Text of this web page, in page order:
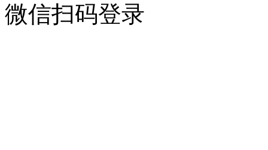
微信扫码登录